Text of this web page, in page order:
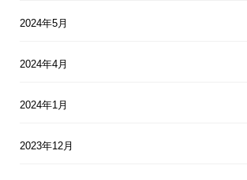
2024年5月
2024年4月
2024年1月
2023年12月